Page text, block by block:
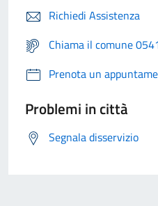
Richiedi Assistenza
Chiama il comune
Prenota un
Problemi in città
Segnala disservizio